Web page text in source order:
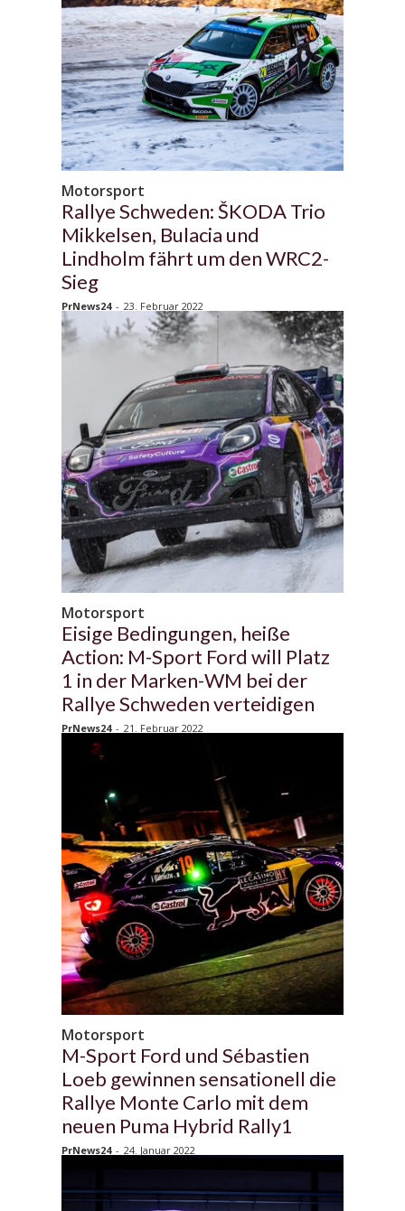
Motorsport
Rallye Schweden: ŠKODA Trio
Mikkelsen, Bulacia und
Lindholm fährt um den WRC2-
Sieg
PrNews24 - 23. Februar 2022
Motorsport
Eisige Bedingungen, heiße
Action: M-Sport Ford will Platz
1 in der Marken-WM bei der
Rallye Schweden verteidigen
PrNews24 - 21. Februar 2022
Motorsport
M-Sport Ford und Sébastien
Loeb gewinnen sensationell die
Rallye Monte Carlo mit dem
neuen Puma Hybrid Rally1
PrNews24 - 24. Januar 2022